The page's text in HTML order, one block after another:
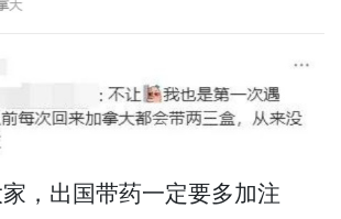
，出国带药一定要多加注